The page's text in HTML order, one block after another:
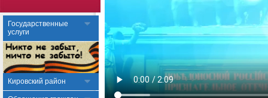
Государственные
услуги
Кировский район